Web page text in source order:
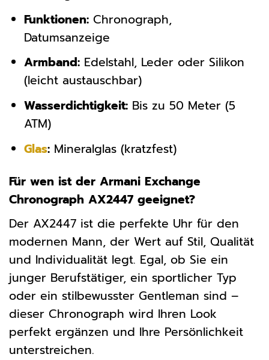
Funktionen:Chronograph,
Datumsanzeige
Armband:Edelstahl, Leder oder Silikon
(leicht austauschbar)
Wasserdichtigkeit:Bis zu 50 Meter (5
ATM)
Glas:Mineralglas (kratzfest)
Für wen ist der Armani Exchange
Chronograph AX2447 geeignet?
Der AX2447 ist die perfekte Uhr für den
modernen Mann, der Wert auf Stil, Qualität
und Individualität legt. Egal, ob Sie ein
junger Berufstätiger, ein sportlicher Typ
oder ein stilbewusster Gentleman sind –
dieser Chronograph wird Ihren Look
perfekt ergänzen und Ihre Persönlichkeit
unterstreichen.